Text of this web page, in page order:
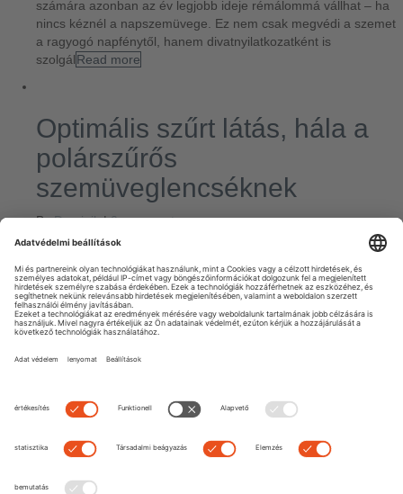
számára azonban az év legjobb ideje rémálommá vállhat – ha
nincs kéznél a napszemüvege. Ez nem csak megvédi a szemet
a ragyogó napfénytől, hanem divatnyilatkozatként is
szolgálRead more
Optimális szűrt látás, hála a
polárszűrős
szemüveglencséknek
ByDominik|0 comment
A polárszűrős napszemüveg nem csak egyszerűen egy
nélkülözhetetlen és kötelező divat kiegészítő. Ezen kívül a
polárszűrős napszemüveg nem csak stílusos, hanem
funkcionális is. De a helyes napszemüveg kiválasztásánálRead
more
NextPrevious